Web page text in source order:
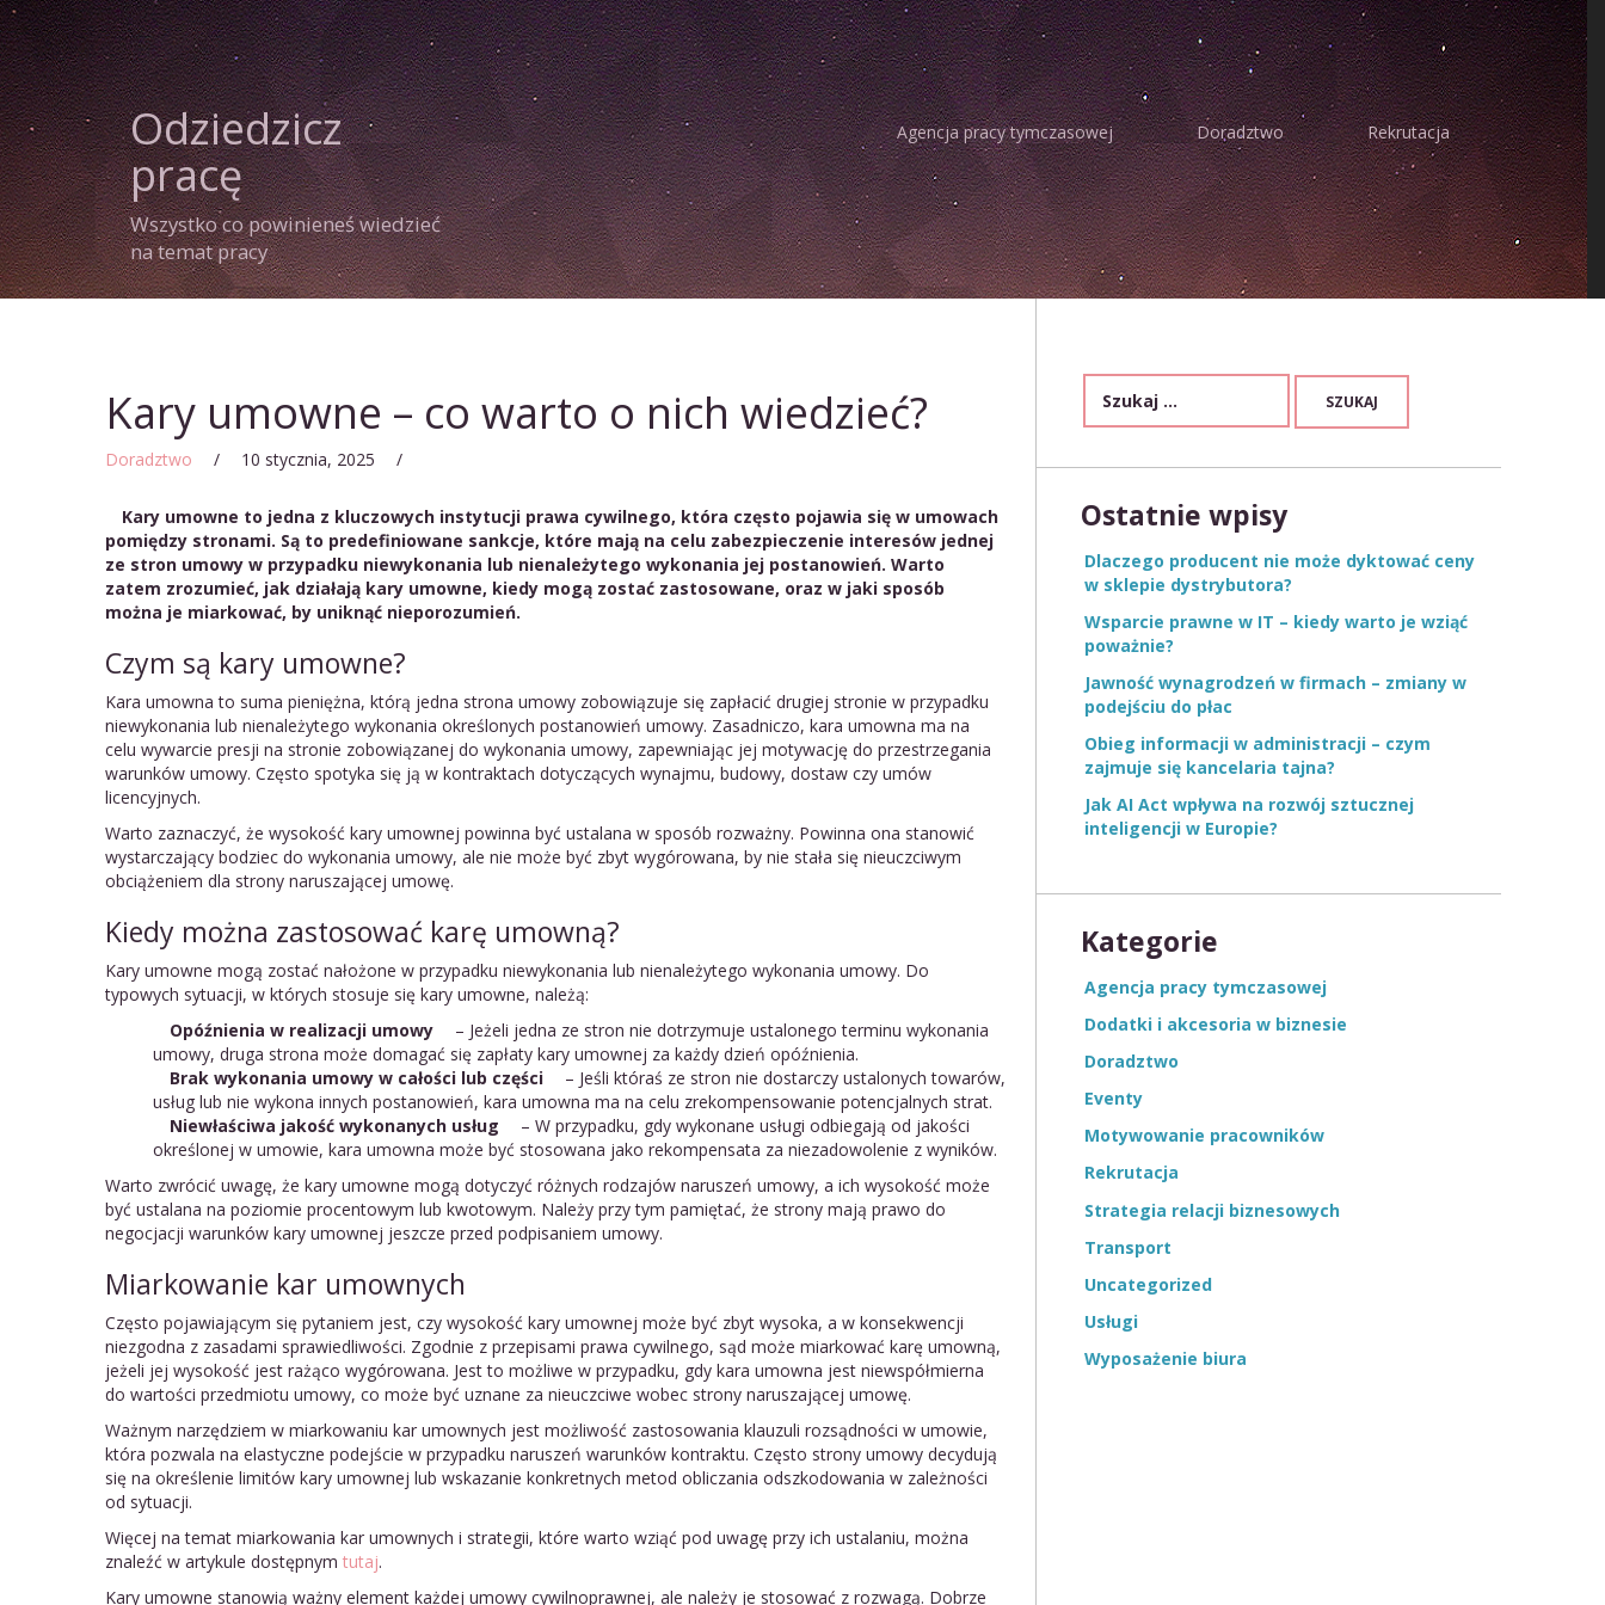
Odziedzicz
pracę
Wszystko co powinieneś wiedzieć
na temat pracy
Agencja pracy tymczasowej Doradztwo Rekrutacja
Kary umowne – co warto o nich wiedzieć?
Doradztwo / 10 stycznia, 2025 /
Kary umowne to jedna z kluczowych instytucji prawa cywilnego, która często pojawia się w umowach
pomiędzy stronami. Są to predefiniowane sankcje, które mają na celu zabezpieczenie interesów jednej
ze stron umowy w przypadku niewykonania lub nienależytego wykonania jej postanowień. Warto
zatem zrozumieć, jak działają kary umowne, kiedy mogą zostać zastosowane, oraz w jaki sposób
można je miarkować, by uniknąć nieporozumień.
Czym są kary umowne?
Kara umowna to suma pieniężna, którą jedna strona umowy zobowiązuje się zapłacić drugiej stronie w przypadku
niewykonania lub nienależytego wykonania określonych postanowień umowy. Zasadniczo, kara umowna ma na
celu wywarcie presji na stronie zobowiązanej do wykonania umowy, zapewniając jej motywację do przestrzegania
warunków umowy. Często spotyka się ją w kontraktach dotyczących wynajmu, budowy, dostaw czy umów
licencyjnych.
Warto zaznaczyć, że wysokość kary umownej powinna być ustalana w sposób rozważny. Powinna ona stanowić
wystarczający bodziec do wykonania umowy, ale nie może być zbyt wygórowana, by nie stała się nieuczciwym
obciążeniem dla strony naruszającej umowę.
Kiedy można zastosować karę umowną?
Kary umowne mogą zostać nałożone w przypadku niewykonania lub nienależytego wykonania umowy. Do
typowych sytuacji, w których stosuje się kary umowne, należą:
Opóźnienia w realizacji umowy
– Jeżeli jedna ze stron nie dotrzymuje ustalonego terminu wykonania
umowy, druga strona może domagać się zapłaty kary umownej za każdy dzień opóźnienia.
Brak wykonania umowy w całości lub części
– Jeśli któraś ze stron nie dostarczy ustalonych towarów,
usług lub nie wykona innych postanowień, kara umowna ma na celu zrekompensowanie potencjalnych strat.
Niewłaściwa jakość wykonanych usług
– W przypadku, gdy wykonane usługi odbiegają od jakości
określonej w umowie, kara umowna może być stosowana jako rekompensata za niezadowolenie z wyników.
Warto zwrócić uwagę, że kary umowne mogą dotyczyć różnych rodzajów naruszeń umowy, a ich wysokość może
być ustalana na poziomie procentowym lub kwotowym. Należy przy tym pamiętać, że strony mają prawo do
negocjacji warunków kary umownej jeszcze przed podpisaniem umowy.
Miarkowanie kar umownych
Często pojawiającym się pytaniem jest, czy wysokość kary umownej może być zbyt wysoka, a w konsekwencji
niezgodna z zasadami sprawiedliwości. Zgodnie z przepisami prawa cywilnego, sąd może miarkować karę umowną,
jeżeli jej wysokość jest rażąco wygórowana. Jest to możliwe w przypadku, gdy kara umowna jest niewspółmierna
do wartości przedmiotu umowy, co może być uznane za nieuczciwe wobec strony naruszającej umowę.
Ważnym narzędziem w miarkowaniu kar umownych jest możliwość zastosowania klauzuli rozsądności w umowie,
która pozwala na elastyczne podejście w przypadku naruszeń warunków kontraktu. Często strony umowy decydują
się na określenie limitów kary umownej lub wskazanie konkretnych metod obliczania odszkodowania w zależności
od sytuacji.
Więcej na temat miarkowania kar umownych i strategii, które warto wziąć pod uwagę przy ich ustalaniu, można
znaleźć w artykule dostępnym tutaj.
Kary umowne stanowią ważny element każdej umowy cywilnoprawnej, ale należy je stosować z rozwagą. Dobrze
Ostatnie wpisy
Dlaczego producent nie może dyktować ceny
w sklepie dystrybutora?
Wsparcie prawne w IT – kiedy warto je wziąć
poważnie?
Jawność wynagrodzeń w firmach – zmiany w
podejściu do płac
Obieg informacji w administracji – czym
zajmuje się kancelaria tajna?
Jak AI Act wpływa na rozwój sztucznej
inteligencji w Europie?
Kategorie
Agencja pracy tymczasowej
Dodatki i akcesoria w biznesie
Doradztwo
Eventy
Motywowanie pracowników
Rekrutacja
Strategia relacji biznesowych
Transport
Uncategorized
Usługi
Wyposażenie biura